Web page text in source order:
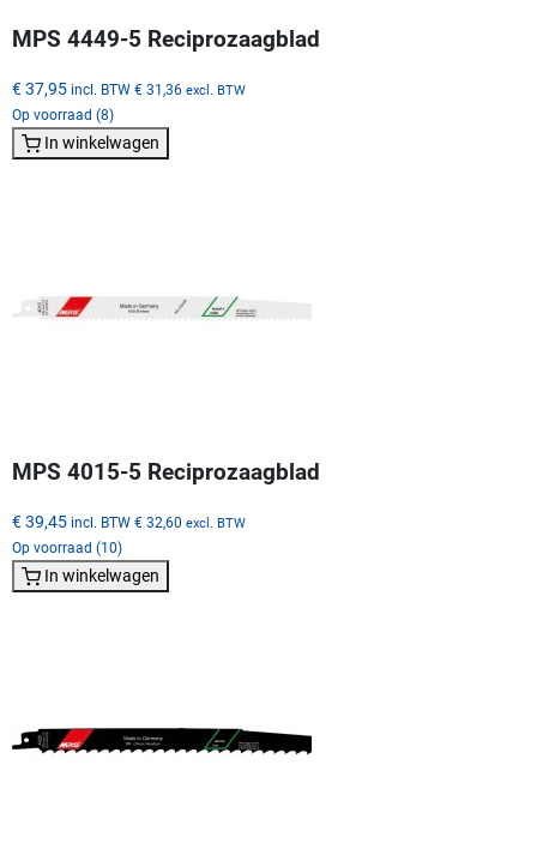
MPS 4449-5 Reciprozaagblad
€ 37,95 incl. BTW € 31,36 excl. BTW
Op voorraad (8)
In winkelwagen
MPS 4015-5 Reciprozaagblad
€ 39,45 incl. BTW € 32,60 excl. BTW
Op voorraad (10)
In winkelwagen